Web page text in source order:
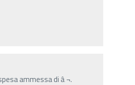
ammessa di â‚¬.